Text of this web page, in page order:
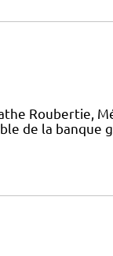
Roubertie,
de la banque